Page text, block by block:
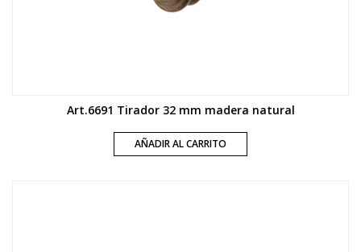
Art.6691 Tirador 32 mm madera natural
AÑADIR AL CARRITO